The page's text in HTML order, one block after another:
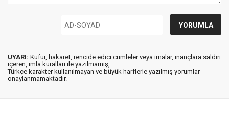
UYARI: Küfür, hakaret, rencide edici cümleler veya imalar, inançlara saldırı
içeren, imla kuralları ile yazılmamış,
Türkçe karakter kullanılmayan ve büyük harflerle yazılmış yorumlar
onaylanmamaktadır.